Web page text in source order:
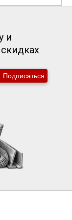
и
Подписаться